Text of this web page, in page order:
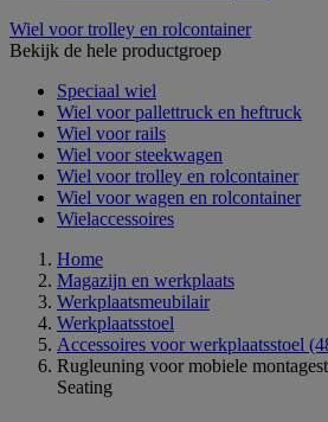
Wiel voor trolley en rolcontainer
Bekijk de hele productgroep
Speciaal wiel
Wiel voor pallettruck en heftruck
Wiel voor rails
Wiel voor steekwagen
Wiel voor trolley en rolcontainer
Wiel voor wagen en rolcontainer
Wielaccessoires
Home
Magazijn en werkplaats
Werkplaatsmeubilair
Werkplaatsstoel
Accessoires voor werkplaatsstoel
Rugleuning voor mobiele
Seating